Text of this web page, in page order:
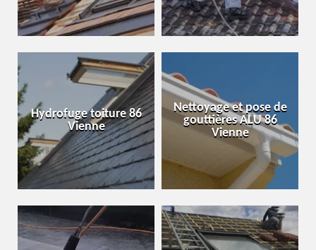
Hydrofuge toiture 86
Vienne
Nettoyage et pose de
gouttières ALU 86
Vienne